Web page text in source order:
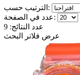
الترتيب حسب:
عدد في الصفحة:
عدد النتائج: 9
عرض فلاتر البحث